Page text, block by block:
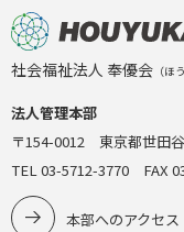
社会福祉法人 奉優会 （ほ
法人管理本部
〒154-0012 東京都世田
TEL 03-5712-3770 FAX
本部へのアクセス